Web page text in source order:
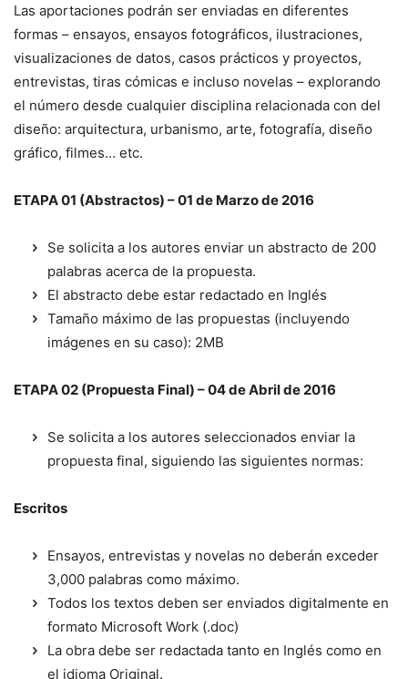
Las aportaciones podrán ser enviadas en diferentes
formas – ensayos, ensayos fotográficos, ilustraciones,
visualizaciones de datos, casos prácticos y proyectos,
entrevistas, tiras cómicas e incluso novelas – explorando
el número desde cualquier disciplina relacionada con del
diseño: arquitectura, urbanismo, arte, fotografía, diseño
gráfico, filmes… etc.
ETAPA 01 (Abstractos) – 01 de Marzo de 2016
Se solicita a los autores enviar un abstracto de 200
palabras acerca de la propuesta.
El abstracto debe estar redactado en Inglés
Tamaño máximo de las propuestas (incluyendo
imágenes en su caso): 2MB
ETAPA 02 (Propuesta Final) – 04 de Abril de 2016
Se solicita a los autores seleccionados enviar la
propuesta final, siguiendo las siguientes normas:
Escritos
Ensayos, entrevistas y novelas no deberán exceder
3,000 palabras como máximo.
Todos los textos deben ser enviados digitalmente en
formato Microsoft Work (.doc)
La obra debe ser redactada tanto en Inglés como en
el idioma Original.